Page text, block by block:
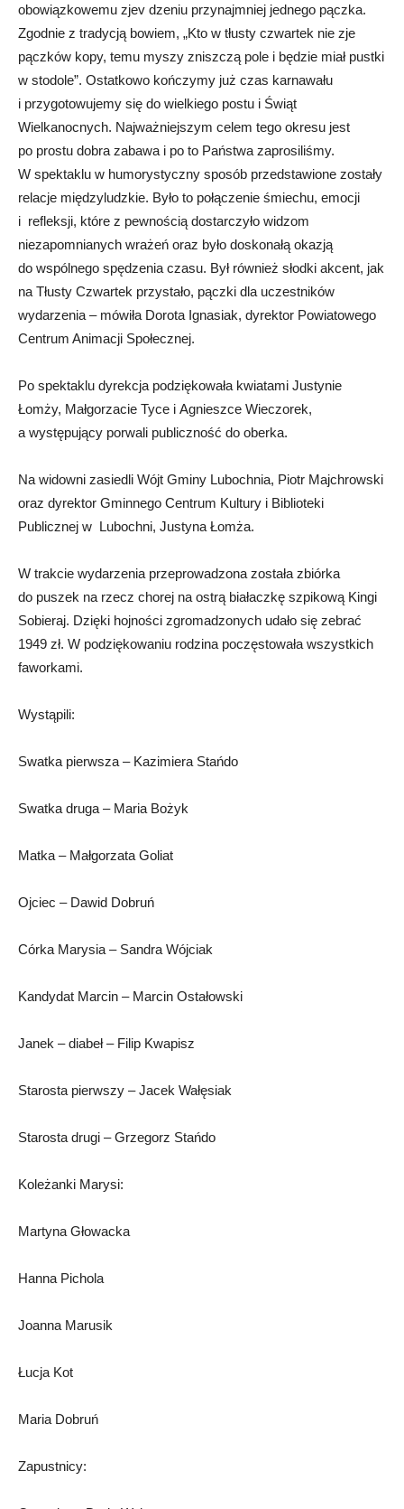
obowiązkowemu zjev dzeniu przynajmniej jednego pączka.
Zgodnie z tradycją bowiem, „Kto w tłusty czwartek nie zje
pączków kopy, temu myszy zniszczą pole i będzie miał pustki
w stodole”. Ostatkowo kończymy już czas karnawału
i przygotowujemy się do wielkiego postu i Świąt
Wielkanocnych. Najważniejszym celem tego okresu jest
po prostu dobra zabawa i po to Państwa zaprosiliśmy.
W spektaklu w humorystyczny sposób przedstawione zostały
relacje międzyludzkie. Było to połączenie śmiechu, emocji
i refleksji, które z pewnością dostarczyło widzom
niezapomnianych wrażeń oraz było doskonałą okazją
do wspólnego spędzenia czasu. Był również słodki akcent, jak
na Tłusty Czwartek przystało, pączki dla uczestników
wydarzenia – mówiła Dorota Ignasiak, dyrektor Powiatowego
Centrum Animacji Społecznej.
Po spektaklu dyrekcja podziękowała kwiatami Justynie
Łomży, Małgorzacie Tyce i Agnieszce Wieczorek,
a występujący porwali publiczność do oberka.
Na widowni zasiedli Wójt Gminy Lubochnia, Piotr Majchrowski
oraz dyrektor Gminnego Centrum Kultury i Biblioteki
Publicznej w Lubochni, Justyna Łomża.
W trakcie wydarzenia przeprowadzona została zbiórka
do puszek na rzecz chorej na ostrą białaczkę szpikową Kingi
Sobieraj. Dzięki hojności zgromadzonych udało się zebrać
1949 zł. W podziękowaniu rodzina poczęstowała wszystkich
faworkami.
Wystąpili:
Swatka pierwsza – Kazimiera Stańdo
Swatka druga – Maria Bożyk
Matka – Małgorzata Goliat
Ojciec – Dawid Dobruń
Córka Marysia – Sandra Wójciak
Kandydat Marcin – Marcin Ostałowski
Janek – diabeł – Filip Kwapisz
Starosta pierwszy – Jacek Wałęsiak
Starosta drugi – Grzegorz Stańdo
Koleżanki Marysi:
Martyna Głowacka
Hanna Pichola
Joanna Marusik
Łucja Kot
Maria Dobruń
Zapustnicy: